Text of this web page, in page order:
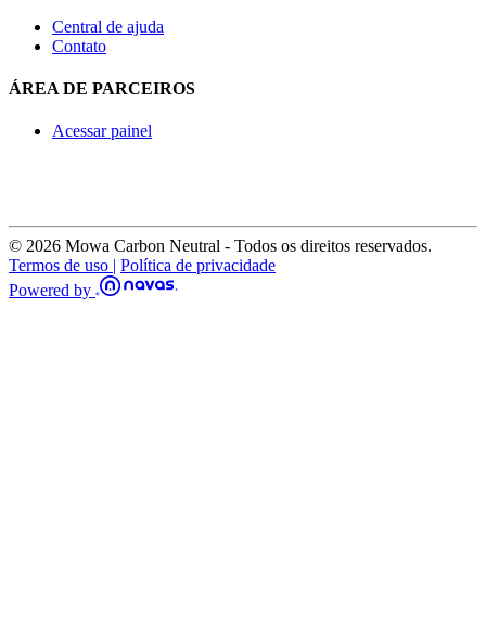
Central de ajuda
Contato
ÁREA DE PARCEIROS
Acessar painel
© 2026 Mowa Carbon Neutral - Todos os direitos reservados.
Termos de uso | Política de privacidade
Powered by